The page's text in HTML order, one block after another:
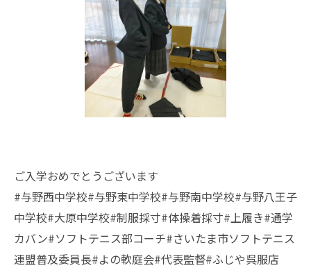
ご入学おめでとうございます
#与野西中学校#与野東中学校#与野南中学校#与野八王子
中学校#大原中学校#制服採寸#体操着採寸#上履き#通学
カバン#ソフトテニス部コーチ#さいたま市ソフトテニス
連盟普及委員長#よの軟庭会#代表監督#ふじや呉服店